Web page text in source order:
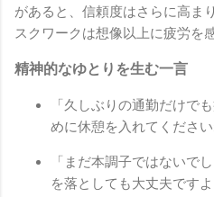
があると、信頼度はさらに高ま
スクワークは想像以上に疲労を
精神的なゆとりを生む一言
「久しぶりの通勤だけで
めに休憩を入れてください
「まだ本調子ではないで
を落としても大丈夫ですよ